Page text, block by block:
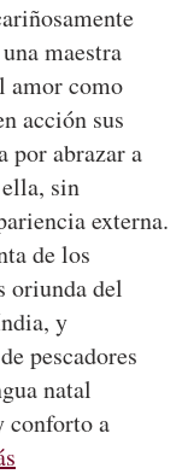
maestra
amor como
acción sus
por abrazar a
ella, sin
externa.
de los
oriunda del
y
pescadores
natal
conforto a